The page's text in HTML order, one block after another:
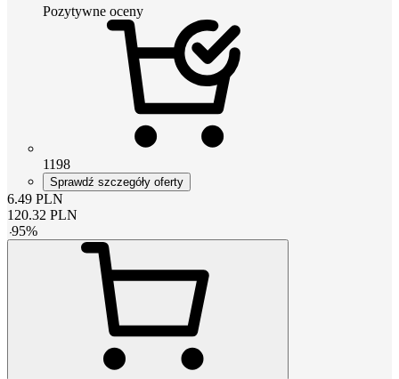
Pozytywne oceny
1198
Sprawdź szczegóły oferty
6.49 PLN
120.32 PLN
-95%